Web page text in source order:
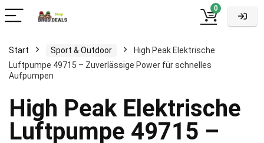
0
Start Sport & Outdoor
High Peak Elektrische
Luftpumpe 49715 – Zuverlässige Power für schnelles
Aufpumpen
High Peak Elektrische
Luftpumpe 49715 –